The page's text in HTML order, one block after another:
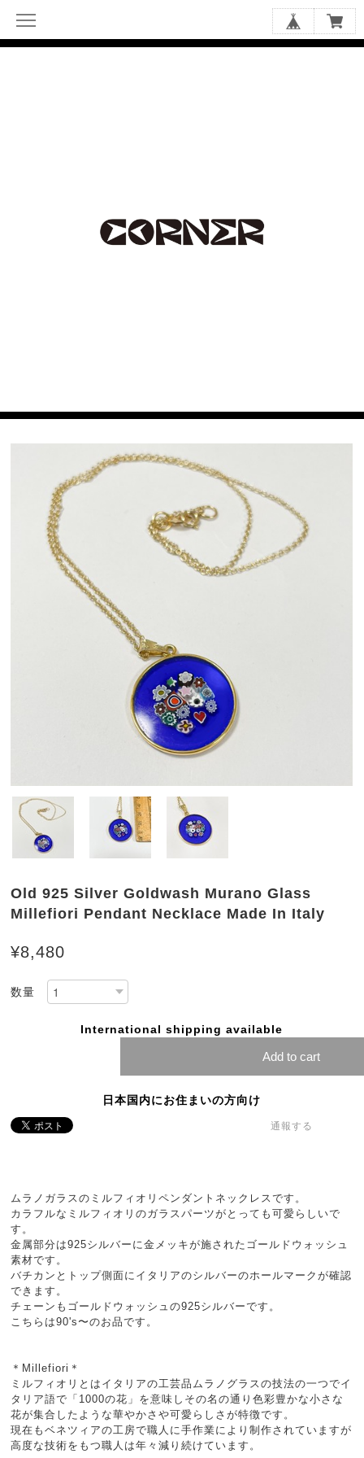
Old 925 Silver Goldwash Murano Glass
Millefiori Pendant Necklace Made In Italy
¥8,480
数量
International shipping available
Add to cart
日本国内にお住まいの方向け
通報する
ムラノガラスのミルフィオリペンダントネックレスです。
カラフルなミルフィオリのガラスパーツがとっても可愛らしいで
す。
金属部分は925シルバーに金メッキが施されたゴールドウォッシュ
素材です。
バチカンとトップ側面にイタリアのシルバーのホールマークが確認
できます。
チェーンもゴールドウォッシュの925シルバーです。
こちらは90's〜のお品です。
＊Millefiori＊
ミルフィオリとはイタリアの工芸品ムラノグラスの技法の一つでイ
タリア語で「1000の花」を意味しその名の通り色彩豊かな小さな
花が集合したような華やかさや可愛らしさが特徴です。
現在もベネツィアの工房で職人に手作業により制作されていますが
高度な技術をもつ職人は年々減り続けています。